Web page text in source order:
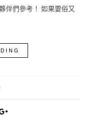
伴們參考！ 如果要俗又